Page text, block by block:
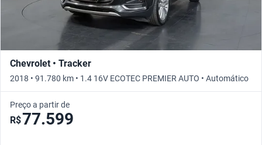
Chevrolet • Tracker
2018 • 91.780 km • 1.4 16V ECOTEC PREMIER AUTO • Automático
Preço a partir de
R$77.599